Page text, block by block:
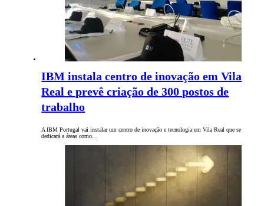
IBM instala centro de inovação em Vila
Real e prevê criação de 300 postos de
trabalho
A IBM Portugal vai instalar um centro de inovação e tecnologia em Vila Real que se
dedicará a áreas como…